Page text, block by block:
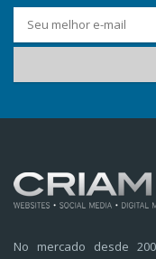
No mercado desde